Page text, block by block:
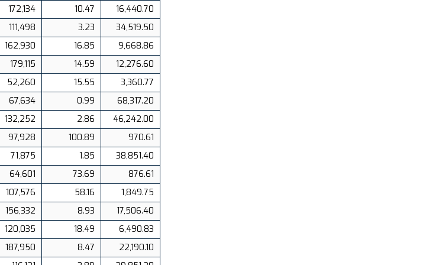
172,134 10.47
16,440.70
111,498 3.23
34,519.50
162,930 16.85
9,668.86
179,115 14.59
12,276.60
52,260 15.55
3,360.77
67,634 0.99
68,317.20
132,252 2.86
46,242.00
97,928 100.89
970.61
71,875 1.85
38,851.40
64,601 73.69
876.61
107,576 58.16
1,849.75
156,332 8.93
17,506.40
120,035 18.49
6,490.83
187,950 8.47
22,190.10